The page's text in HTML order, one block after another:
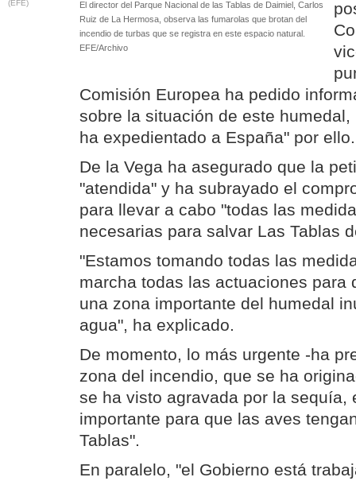
(EFE)
El director del Parque Nacional de las Tablas de Daimiel, Carlos
Ruiz de La Hermosa, observa las fumarolas que brotan del
incendio de turbas que se registra en este espacio natural.
EFE/Archivo
Comisión Europea ha pedido
sobre la situación de este
ha expedientado a España" por ello.
De la Vega ha asegurado que la
"atendida" y ha subrayado el
para llevar a cabo "todas las
necesarias para salvar Las Tablas
"Estamos tomando todas las
marcha todas las actuaciones para
una zona importante del humedal
agua", ha explicado.
De momento, lo más urgente -ha
zona del incendio, que se ha
se ha visto agravada por la sequía,
importante para que las aves
Tablas".
En paralelo, "el Gobierno está